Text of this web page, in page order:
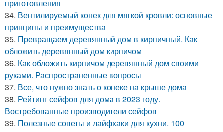
приготовления
34. Вентилируемый конек для мягкой кровли: основные
принципы и преимущества
35. Превращаем деревянный дом в кирпичный. Как
обложить деревянный дом кирпичом
36. Как обложить кирпичом деревянный дом своими
руками. Распространенные вопросы
37. Все, что нужно знать о конеке на крыше дома
38. Рейтинг сейфов для дома в 2023 году.
Востребованные производители сейфов
39. Полезные советы и лайфхаки для кухни. 100